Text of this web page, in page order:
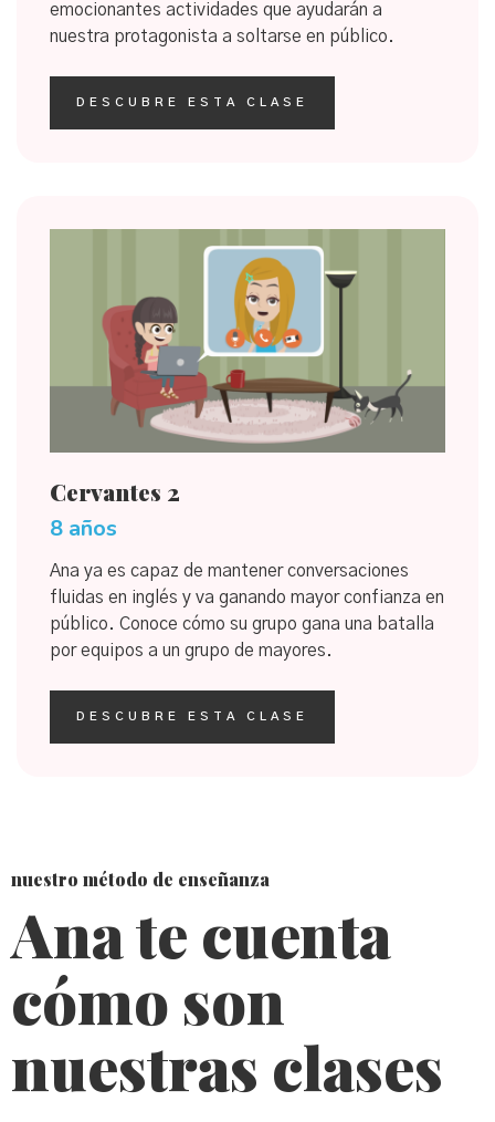
emocionantes actividades que ayudarán a
nuestra protagonista a soltarse en público.
DESCUBRE ESTA CLASE
Cervantes 2
8 años
Ana ya es capaz de mantener conversaciones
fluidas en inglés y va ganando mayor confianza en
público. Conoce cómo su grupo gana una batalla
por equipos a un grupo de mayores.
DESCUBRE ESTA CLASE
nuestro método de enseñanza
Ana te cuenta
cómo son
nuestras clases